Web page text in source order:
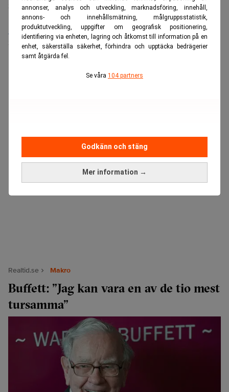
annonser, analys och utveckling, marknadsföring, innehåll,
annons- och innehållsmätning, målgruppsstatistik,
produktutveckling, uppgifter om geografisk positionering,
identifiering via enheten, lagring och åtkomst till information på en
enhet, säkerställa säkerhet, förhindra och upptäcka bedrägerier
samt åtgärda fel.
Se våra 104 partners
Mer information →
Godkänn och stäng
Sista ansökningsdag:21/08/2026
Medarbetare inom Intern styrning och kontroll till Alecta
Sista ansökningsdag:13/06/2026
Realtid.se Makro
Buffett: ”Jag kan vara en av de tio mest
tursamma”